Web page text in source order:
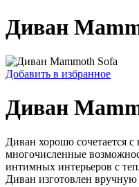
Диван
Добавить в избранное
Диван
Диван хорошо сочетается
многочисленные
интимных интерьеров с
Диван изготовлен вручную